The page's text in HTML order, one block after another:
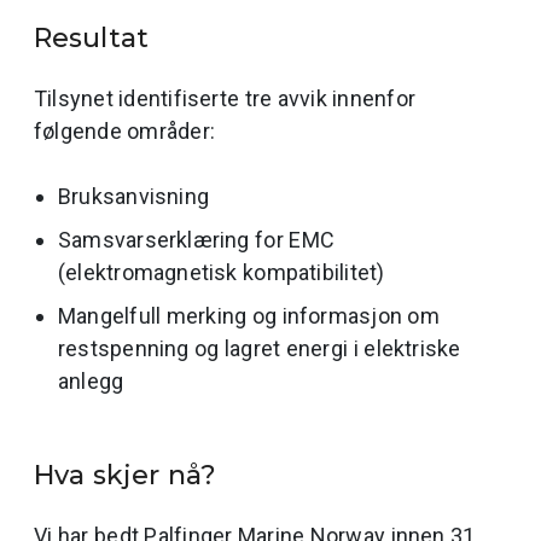
Resultat
Tilsynet identifiserte tre avvik innenfor
følgende områder:
Bruksanvisning
Samsvarserklæring for EMC
(elektromagnetisk kompatibilitet)
Mangelfull merking og informasjon om
restspenning og lagret energi i elektriske
anlegg
Hva skjer nå?
Vi har bedt Palfinger Marine Norway innen 31.